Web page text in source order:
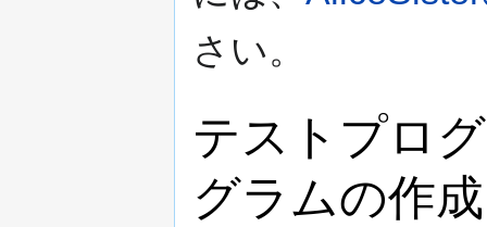
さい。
テストプロ
グラムの作成